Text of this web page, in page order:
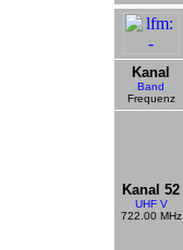
Kanal
Band
Frequenz
Kanal 52
UHF V
722.00 MHz